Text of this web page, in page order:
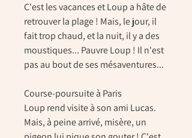
C'est les vacances et Loup a hâte de
retrouver la plage ! Mais, le jour, il
fait trop chaud, et la nuit, il y a des
moustiques... Pauvre Loup ! Il n'est
pas au bout de ses mésaventures...
Course-poursuite à Paris
Loup rend visite à son ami Lucas.
Mais, à peine arrivé, misère, un